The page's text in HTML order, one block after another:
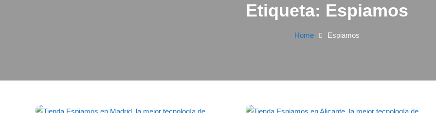
Etiqueta: Espiamos
Home Espiamos